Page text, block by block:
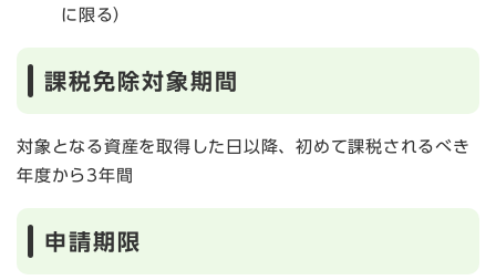
に限る）
課税免除対象期間
対象となる資産を取得した日以降、初めて課税されるべき
年度から3年間
申請期限